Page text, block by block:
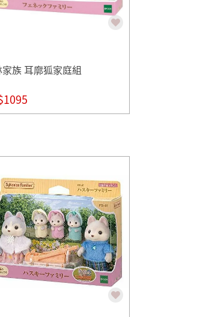
族 耳廓狐家庭組